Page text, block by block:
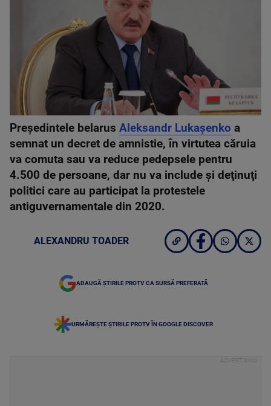
Preşedintele belarus Aleksandr Lukaşenko a
semnat un decret de amnistie, în virtutea căruia
va comuta sau va reduce pedepsele pentru
4.500 de persoane, dar nu va include şi deţinuţi
politici care au participat la protestele
antiguvernamentale din 2020.
ALEXANDRU TOADER
ADAUGĂ ȘTIRILE PROTV CA SURSĂ PREFERATĂ
URMĂREȘTE ȘTIRILE PROTV ÎN GOOGLE DISCOVER